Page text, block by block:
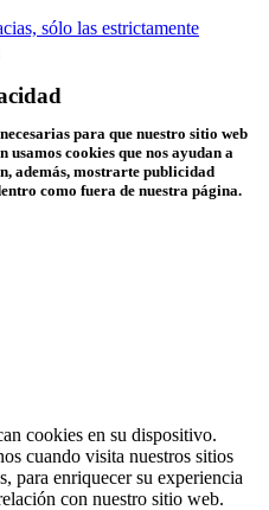
sólo las estrictamente
para que nuestro sitio web
usamos cookies que nos ayudan a
además, mostrarte publicidad
como fuera de nuestra página.
cookies en su dispositivo.
cuando visita nuestros sitios
para enriquecer su experiencia
con nuestro sitio web.